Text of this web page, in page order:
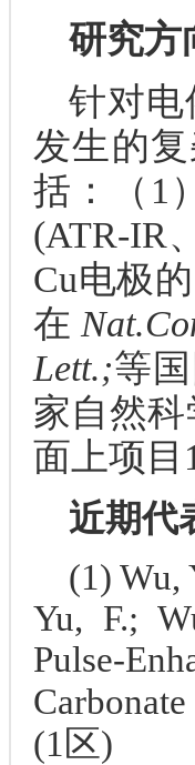
研究方
针对
发生的
括：（ 1
(ATR-IR
Cu电极
在
Lett.;等
家自然
面上项目
近期代
(1) Wu,
Yu, F.;
Pulse-
(1 区)